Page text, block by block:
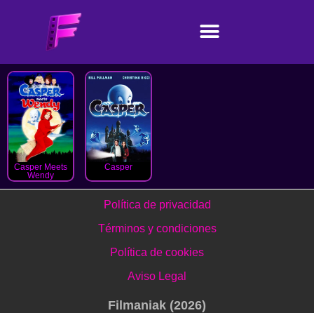
Casper Meets
Wendy
Casper
Política de privacidad
Términos y condiciones
Política de cookies
Aviso Legal
Filmaniak (2026)